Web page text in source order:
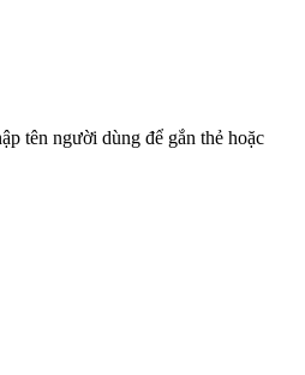
tên người dùng để gắn thẻ hoặc